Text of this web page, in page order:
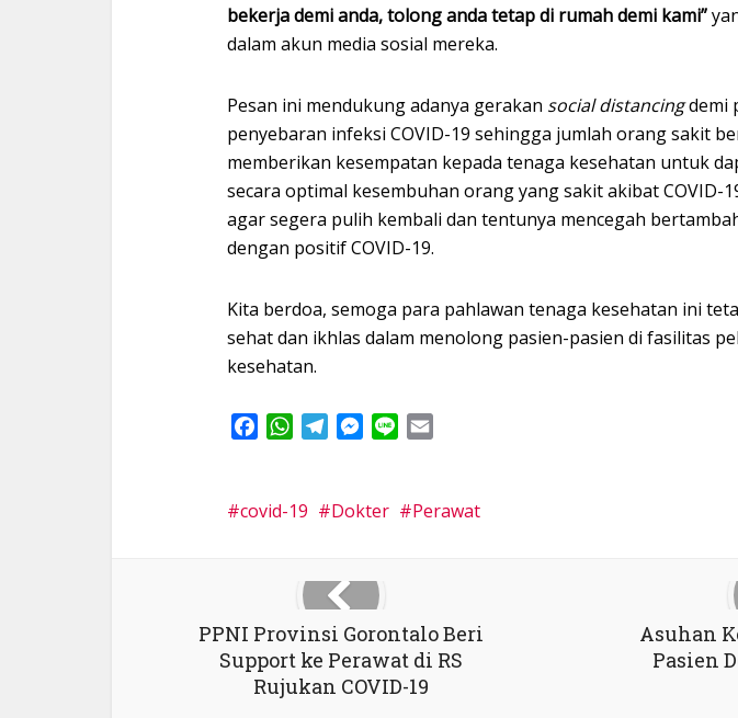
bekerja demi anda, tolong anda tetap di rumah demi kami”
dalam akun media sosial mereka.
Pesan ini mendukung adanya gerakan social distancingdemi
penyebaran infeksi COVID-19 sehingga jumlah orang sakit
memberikan kesempatan kepada tenaga kesehatan untuk
secara optimal kesembuhan orang yang sakit akibat COVID-
agar segera pulih kembali dan tentunya mencegah
dengan positif COVID-19.
Kita berdoa, semoga para pahlawan tenaga kesehatan ini
sehat dan ikhlas dalam menolong pasien-pasien di fasilitas
kesehatan.
FacebookWhatsApp
TelegramMessenger
Line
covid-19 Dokter Perawat
PPNI Provinsi Gorontalo Beri
Support ke Perawat di RS
Rujukan COVID-19
Asuhan
Pasien